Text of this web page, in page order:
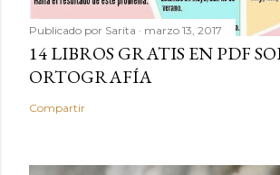
Publicado por Sarita marzo 13, 2017
14 LIBROS GRATIS EN PDF
ORTOGRAFÍA
Compartir